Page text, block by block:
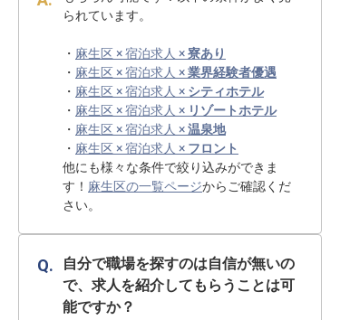
られています。
・ 麻生区 × 宿泊求人 ×寮あり
・ 麻生区 × 宿泊求人 ×業界経験者優遇
・ 麻生区 × 宿泊求人 × シティホテル
・ 麻生区 × 宿泊求人 × リゾートホテル
・ 麻生区 × 宿泊求人 ×温泉地
・ 麻生区 × 宿泊求人 × フロント
他にも様々な条件で絞り込みができま
す！ 麻生区の一覧ページからご確認くだ
さい。
自分で職場を探すのは自信が無いの
で、求人を紹介してもらうことは可
能ですか？